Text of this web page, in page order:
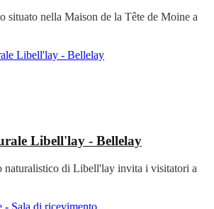
situato nella Maison de la Tête de Moine a
Libell'lay - Bellelay
naturalistico di Libell'lay invita i visitatori a